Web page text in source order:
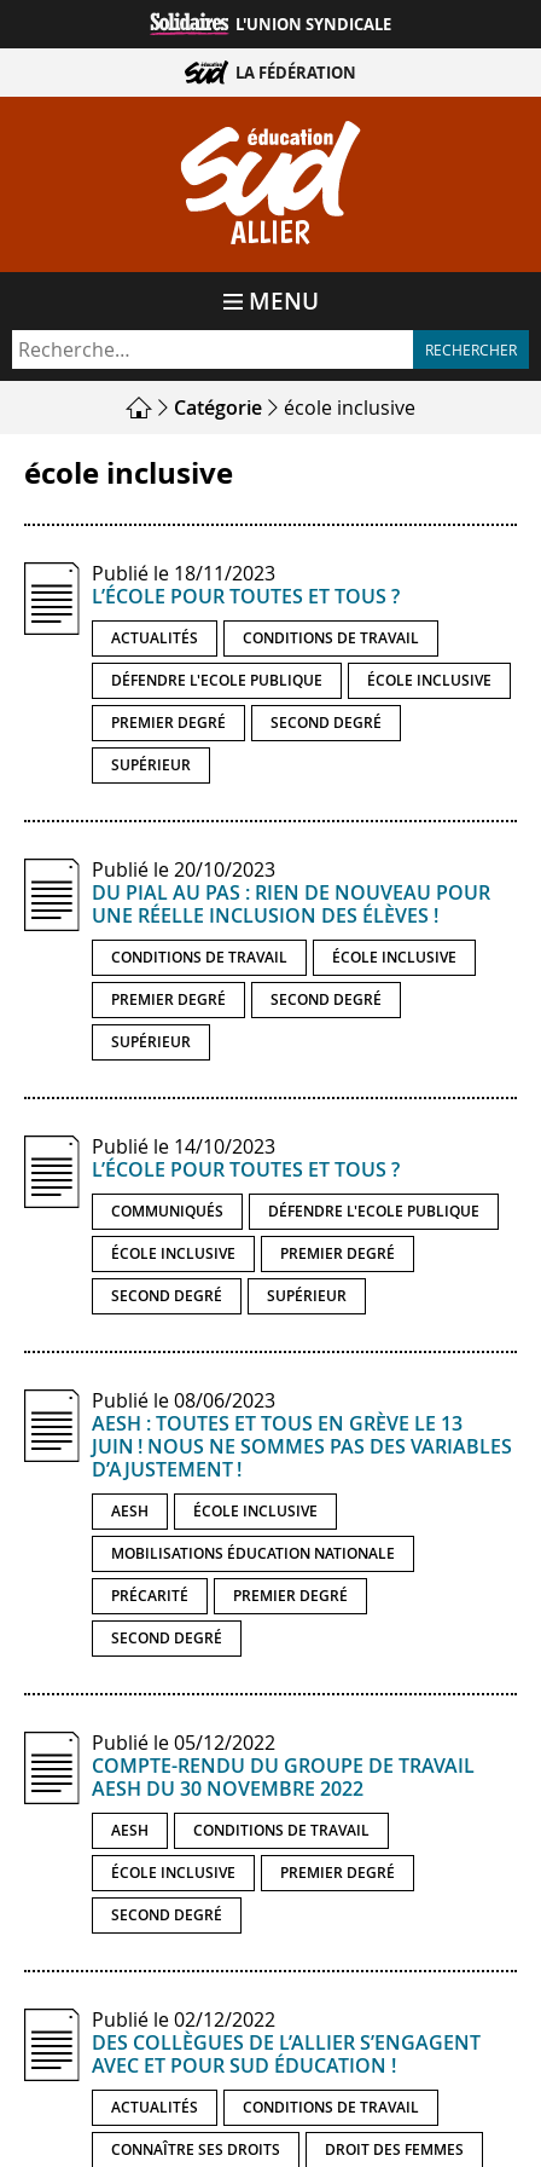
directement
contenu
ALLIER
L'UNION SYNDICALE
LA FÉDÉRATION
MENU
Catégorie école inclusive
école inclusive
Publié le 18/11/2023
L’ÉCOLE POUR TOUTES ET TOUS ?
ACTUALITÉS CONDITIONS DE TRAVAIL
DÉFENDRE L'ECOLE PUBLIQUE ÉCOLE INCLUSIVE
PREMIER DEGRÉ SECOND DEGRÉ
SUPÉRIEUR
Publié le 20/10/2023
DU PIAL AU PAS : RIEN DE NOUVEAU POUR
UNE RÉELLE INCLUSION DES ÉLÈVES !
CONDITIONS DE TRAVAIL ÉCOLE INCLUSIVE
PREMIER DEGRÉ SECOND DEGRÉ
SUPÉRIEUR
Publié le 14/10/2023
L’ÉCOLE POUR TOUTES ET TOUS ?
COMMUNIQUÉS DÉFENDRE L'ECOLE PUBLIQUE
ÉCOLE INCLUSIVE PREMIER DEGRÉ
SECOND DEGRÉ SUPÉRIEUR
Publié le 08/06/2023
AESH : TOUTES ET TOUS EN GRÈVE LE 13
JUIN ! NOUS NE SOMMES PAS DES VARIABLES
D’AJUSTEMENT !
AESH ÉCOLE INCLUSIVE
MOBILISATIONS ÉDUCATION NATIONALE
PRÉCARITÉ PREMIER DEGRÉ
SECOND DEGRÉ
Publié le 05/12/2022
COMPTE-​RENDU DU GROUPE DE TRAVAIL
AESH DU 30 NOVEMBRE 2022
AESH CONDITIONS DE TRAVAIL
ÉCOLE INCLUSIVE PREMIER DEGRÉ
SECOND DEGRÉ
Publié le 02/12/2022
DES COLLÈGUES DE L’ALLIER S’ENGAGENT
AVEC ET POUR SUD ÉDUCATION !
ACTUALITÉS CONDITIONS DE TRAVAIL
CONNAÎTRE SES DROITS DROIT DES FEMMES